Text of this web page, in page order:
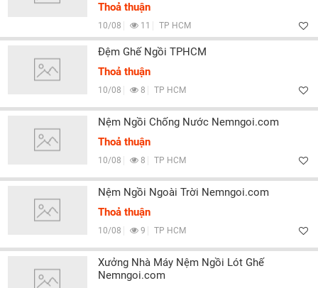
Thoả thuận
10/08 11 TP HCM
Đệm Ghế Ngồi TPHCM
Thoả thuận
10/08 8 TP HCM
Nệm Ngồi Chống Nước Nemngoi.com
Thoả thuận
10/08 8 TP HCM
Nệm Ngồi Ngoài Trời Nemngoi.com
Thoả thuận
10/08 9 TP HCM
Xưởng Nhà Máy Nệm Ngồi Lót Ghế
Nemngoi.com